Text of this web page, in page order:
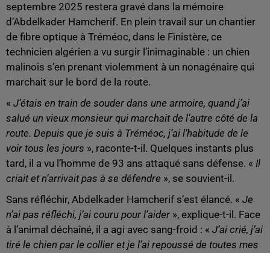
septembre 2025 restera gravé dans la mémoire
d’Abdelkader Hamcherif. En plein travail sur un chantier
de fibre optique à Tréméoc, dans le Finistère, ce
technicien algérien a vu surgir l’inimaginable : un chien
malinois s’en prenant violemment à un nonagénaire qui
marchait sur le bord de la route.
« J’étais en train de souder dans une armoire, quand j’ai
salué un vieux monsieur qui marchait de l’autre côté de la
route. Depuis que je suis à Tréméoc, j’ai l’habitude de le
voir tous les jours », raconte-t-il. Quelques instants plus
tard, il a vu l’homme de 93 ans attaqué sans défense. « Il
criait et n’arrivait pas à se défendre », se souvient-il.
Sans réfléchir, Abdelkader Hamcherif s’est élancé. « Je
n’ai pas réfléchi, j’ai couru pour l’aider », explique-t-il. Face
à l’animal déchaîné, il a agi avec sang-froid : « J’ai crié, j’ai
tiré le chien par le collier et je l’ai repoussé de toutes mes